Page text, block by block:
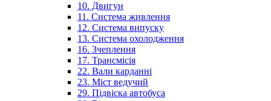
10. Двигун
11. Система живлення
12. Система випуску
13. Система охолодження
16. Зчеплення
17. Трансмісія
22. Вали карданні
23. Міст ведучий
29. Підвіска автобуса